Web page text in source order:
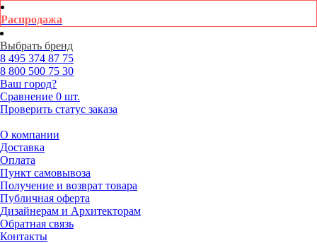
Распродажа
Выбрать бренд
8 495 374 87 75
8 800 500 75 30
Ваш город?
Сравнение 0 шт.
Проверить статус заказа
О компании
Доставка
Оплата
Пункт самовывоза
Получение и возврат товара
Публичная оферта
Дизайнерам и Архитекторам
Обратная связь
Контакты